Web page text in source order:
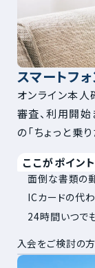
スマートフォ
オンライン本人
審査、利用開始
の「ちょっと乗
ここがポイント
面倒な書類の
ICカードの代
24時間いつで
入会をご検討の